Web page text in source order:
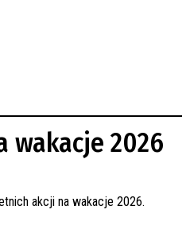
wakacje 2026